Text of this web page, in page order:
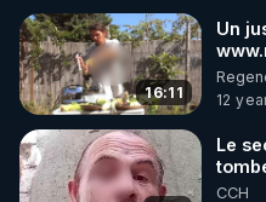
🌱 INSTAGRAM
https://
http://rgnr.li/instagram
16:11
Un
12
Le
CCH